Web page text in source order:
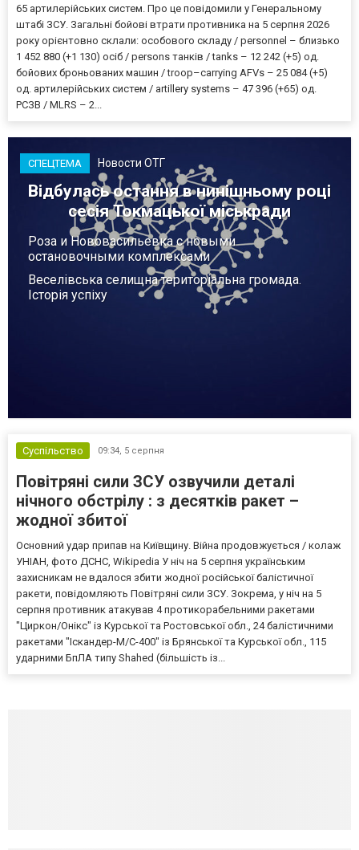
65 артилерійських систем. Про це повідомили у Генеральному
штабі ЗСУ. Загальні бойові втрати противника на 5 серпня 2026
року орієнтовно склали: особового складу / personnel – близько
1 452 880 (+1 130) осіб / persons танків / tanks – 12 242 (+5) од.
бойових броньованих машин / troop–carrying AFVs – 25 084 (+5)
од. артилерійських систем / artillery systems – 47 396 (+65) од.
РСЗВ / MLRS – 2...
СПЕЦТЕМА Новости ОТГ
Відбулась остання в нинішньому році
сесія Токмацької міськради
Роза и Нововасильевка с новыми
остановочными комплексами
Веселівська селищна територіальна громада.
Історія успіху
Суспільство 09:34, 5 серпня
Повітряні сили ЗСУ озвучили деталі
нічного обстрілу : з десятків ракет –
жодної збитої
Основний удар припав на Київщину. Війна продовжується / колаж
УНІАН, фото ДСНС, Wikipedia У ніч на 5 серпня українським
захисникам не вдалося збити жодної російської балістичної
ракети, повідомляють Повітряні сили ЗСУ. Зокрема, у ніч на 5
серпня противник атакував 4 протикорабельними ракетами
"Циркон/Онікс" із Курської та Ростовської обл., 24 балістичними
ракетами "Іскандер-М/С-400" із Брянської та Курської обл., 115
ударними БпЛА типу Shahed (більшість із...